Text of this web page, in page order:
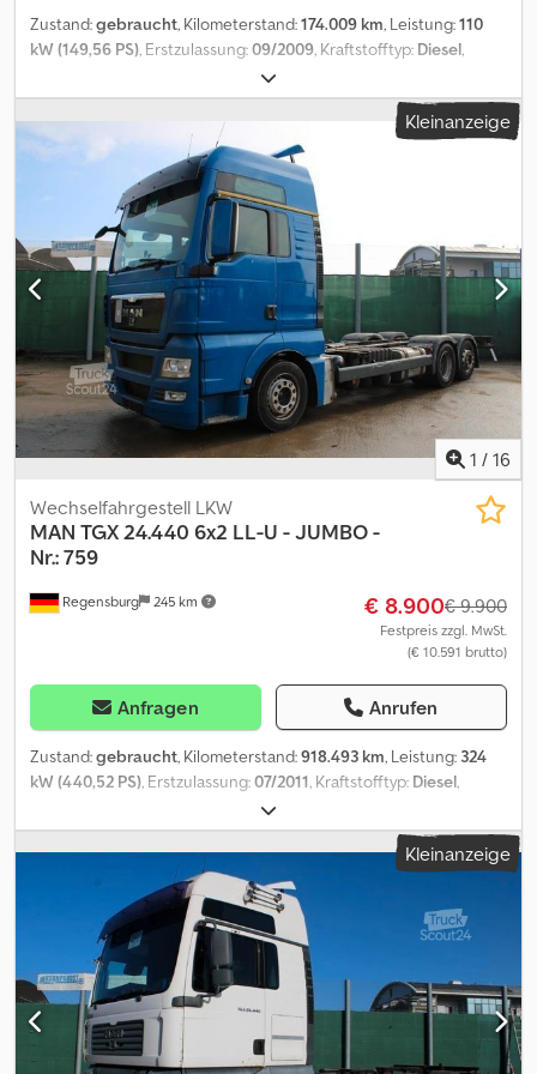
Zustand:gebraucht, Kilometerstand:174.009 km, Leistung:110
kW (149,56 PS), Erstzulassung:09/2009, Kraftstofftyp: Diesel,
, Achsen-Konfiguration:
Farbe:Gelb, Getriebetyp:Automatisch, Emissionsklasse:Euro3,
Fahrzeug-Ident-Nr.: W09WBH21891KB3396 Dodpfxoxl Ityo Amajwa
Laufleistung: 174.009 km - 24.900 BStd. DE HU fällig Kurzes Haus
Radstand: 4.800 mm Dieseltank: ca. 380 liter Anhängerkupplung
Zentralschmieranlage Bereifung: 295/60 R 22,5 Änderungen,
Zwischenverkauf und Irrtümer sind ausdrücklich vorbehalten. Die
Beschreibung dient der allgemeinen Identifizierung des
Fahrzeuges und stellt keine Gewährleistung im kaufrechtlichen
Sinne dar. Ausschlaggebend ist die Beschreibung gemäß
Kaufvertrag. Unser Angebot ist generell ohne neue TÜV-
Abnahme. Falls neue TÜV-Abnahme erwünscht, unterbreiten wir
Ihnen gerne ein Angebot unserer Partnerwerkstätten! Fahrzeug
kann mit Werbung beklebt und/oder beschriftet sein. Es gelten
unsere allgemeinen Liefer- und Zahlungsbedingungen.
Kleinanzeige
1 / 16
Regensburg 245 km
Wechselfahrgestell LKW
MAN TGX 24.440 6x2 LL-U - JUMBO -
Nr.: 759
€ 8.900€ 9.900
Festpreis zzgl. MwSt.
(€ 10.591 brutto)
Anfragen Anrufen
Zustand:gebraucht, Kilometerstand:918.493 km, Leistung: 324
kW (440,52 PS), Erstzulassung:07/2011, Kraftstofftyp: Diesel,
, Achsen-Konfiguration:
Bremsen:Retarder, Farbe:Blau, Getriebetyp:Automatisch,
Emissionsklasse:Euro5, Ausstattung:ABS, Klimaanlage,
, Fahrzeug-Ident-Nr.: WMA45XZZXBW157759
Laufleistung: 918.493 km - Betriebsstunden: 17.385 h
Eigengewicht: 9.594 kg Radstand: 4.800 mm - Brückenaufnahmen:
bis 7.800 mm DE HU 04.2026 - SP 10.2026 ----XXL - Fahrerhaus ZF-
INTARDER, Tacho Digital Klimaautomatik, Standheizung, 2 Liegen,
Radio-CD/Bluetooth, Mautvorbereitung, Multifunktionslenkrad,
Sitzheizung, Kühlschrank, Luftfederung vorne / Luftfederung
hinten 2 x Tank: 710 + 330 l. Diesel Anhängerkupplung
Kleinanzeige